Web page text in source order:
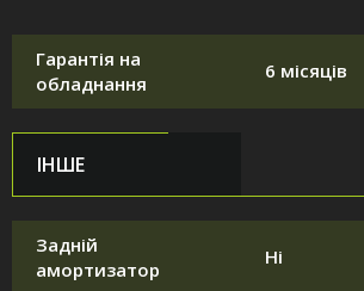
Гарантія на
обладнання
6 місяців
ІНШЕ
Задній
амортизатор
Ні